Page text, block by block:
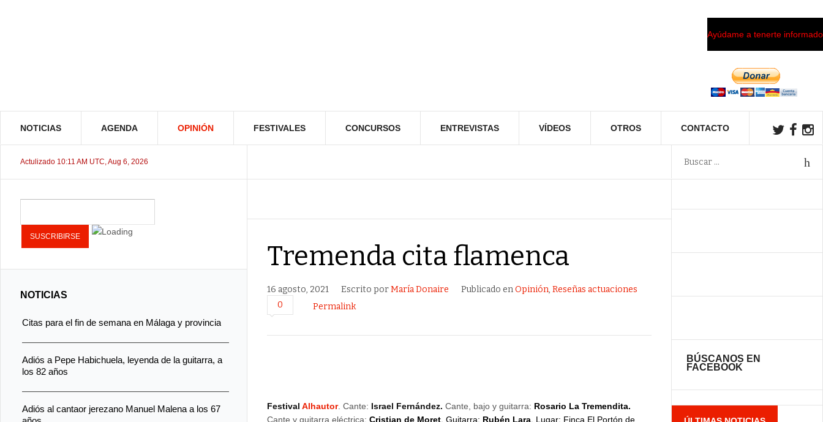
Ayúdame a tenerte informado
NOTICIAS AGENDA OPINIÓN FESTIVALES CONCURSOS ENTREVISTAS VÍDEOS OTROS CONTACTO
Actulizado 10:11 AM UTC, Aug 6, 2026
Tremenda cita flamenca
16 agosto, 2021 Escrito porMaría Donaire Publicado enOpinión,Reseñas actuaciones
0
Permalink
FestivalAlhautor. Cante: Israel Fernández.Cante, bajo y guitarra: Rosario La Tremendita.
Cante y guitarra eléctrica:Cristian de Moret . Guitarra: Rubén Lara . Lugar: Finca El Portón de
BÚSCANOS EN
FACEBOOK
NOTICIAS
Citas para el fin de semana en Málaga y provincia
Adiós a Pepe Habichuela, leyenda de la guitarra, a
los 82 años
Adiós al cantaor jerezano Manuel Malena a los 67